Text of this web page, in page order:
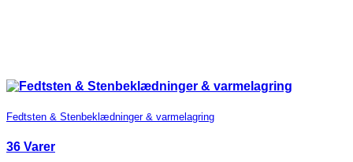
Fedtsten & Stenbeklædninger & varmelagring
36 Varer